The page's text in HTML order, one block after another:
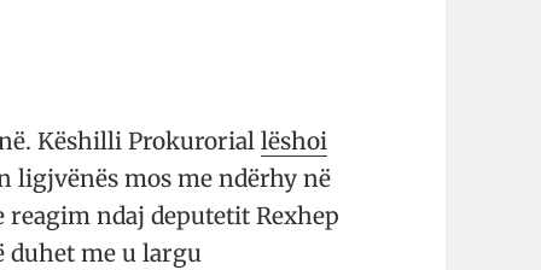
Këshilli Prokuroriallëshoi
ligjvënës mos me ndërhy në
reagim ndaj deputetit Rexhep
duhet me u largu